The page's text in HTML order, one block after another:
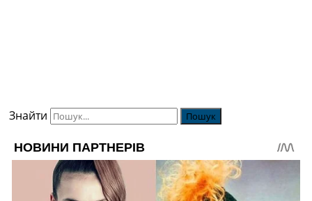
Знайти